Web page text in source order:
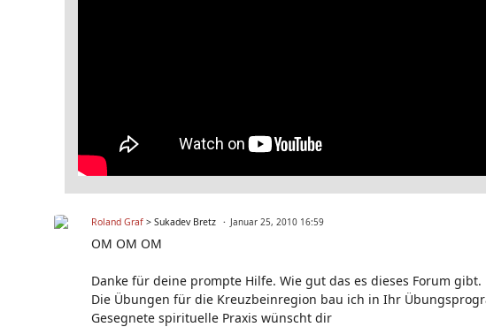
Roland Graf > Sukadev Bretz Januar 25, 2010 16:59
OM OM OM
Danke für deine prompte Hilfe. Wie gut das es dieses Forum gibt.
Die Übungen für die Kreuzbeinregion bau ich in Ihr
Gesegnete spirituelle Praxis wünscht dir